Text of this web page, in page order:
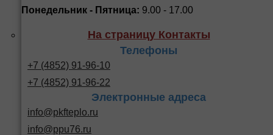
Понедельник - Пятница: 9.00 - 17.00
На страницу Контакты
Телефоны
+7 (4852) 91-96-10
+7 (4852) 91-96-22
Электронные адреса
info@pkfteplo.ru
info@ppu76.ru